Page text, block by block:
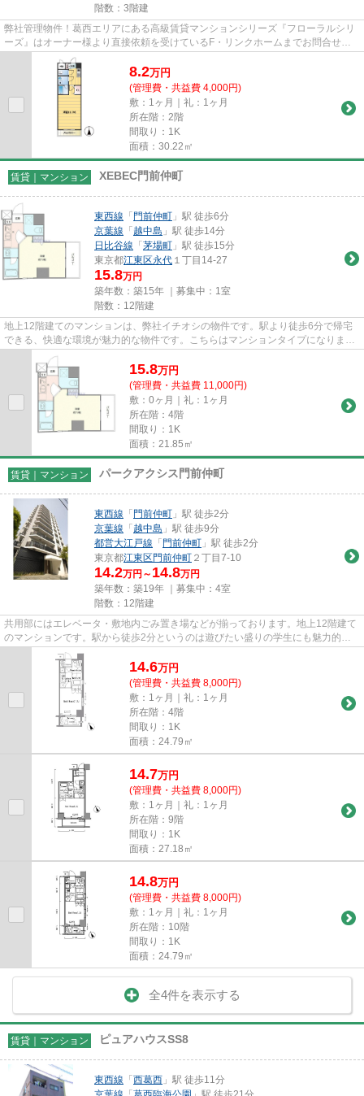
階数：3階建
弊社管理物件！葛西エリアにある高級賃貸マンションシリーズ『フローラルシリ
ーズ』はオーナー様より直接依頼を受けているF・リンクホームまでお問合せ下
8.2万円
(管理費・共益費 4,000円)
敷：1ヶ月｜礼：1ヶ月
所在階：2階
間取り：1K
面積：30.22㎡
賃貸｜マンション XEBEC門前仲町
東西線 「 門前仲町 」駅 徒歩6分
京葉線 「 越中島 」駅 徒歩14分
日比谷線 「 茅場町 」駅 徒歩15分
東京都江東区永代 １丁目14-27
15.8万円
築年数：築15年 ｜募集中： 1室
階数：12階建
地上12階建てのマンションは、弊社イチオシの物件です。駅より徒歩6分で帰宅
できる、快適な環境が魅力的な物件です。こちらはマンションタイプになりま
す。こちらはエレベーター付き物...
15.8万円
(管理費・共益費 11,000円)
敷：0ヶ月｜礼：1ヶ月
所在階：4階
間取り：1K
面積：21.85㎡
賃貸｜マンション パークアクシス門前仲町
東西線 「 門前仲町 」駅 徒歩2分
京葉線 「 越中島 」駅 徒歩9分
都営大江戸線 「 門前仲町 」駅 徒歩2分
東京都江東区門前仲町 ２丁目7-10
14.2万円～ 14.8万円
築年数：築19年 ｜募集中： 4室
階数：12階建
共用部にはエレベータ・敷地内ごみ置き場などが揃っております。地上12階建て
のマンションです。駅から徒歩2分というのは遊びたい盛りの学生にも魅力的で
す。こちらの物件はマンション...
14.6万円
(管理費・共益費 8,000円)
敷：1ヶ月｜礼：1ヶ月
所在階：4階
間取り：1K
面積：24.79㎡
14.7万円
(管理費・共益費 8,000円)
敷：1ヶ月｜礼：1ヶ月
所在階：9階
間取り：1K
面積：27.18㎡
14.8万円
(管理費・共益費 8,000円)
敷：1ヶ月｜礼：1ヶ月
所在階：10階
間取り：1K
面積：24.79㎡
全4件を表示する
賃貸｜マンション ピュアハウスSS8
東西線 「 西葛西 」駅 徒歩11分